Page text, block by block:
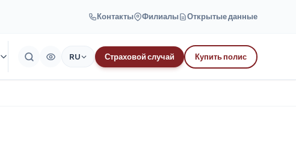
Контакты Филиалы Открытые данные
RU Страховой случай Купить полис